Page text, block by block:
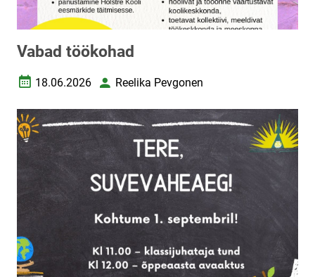
Vabad töökohad
Loomise kuupäev
18.06.2026 AutorReelika Pevgonen